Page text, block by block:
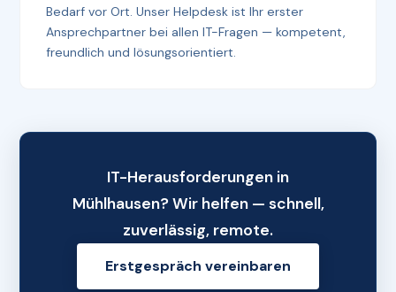
Bedarf vor Ort. Unser Helpdesk ist Ihr erster
Ansprechpartner bei allen IT-Fragen — kompetent,
freundlich und lösungsorientiert.
IT-Herausforderungen in
Mühlhausen? Wir helfen — schnell,
zuverlässig, remote.
Erstgespräch vereinbaren